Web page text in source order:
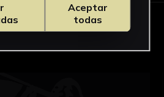
Aceptar
todas